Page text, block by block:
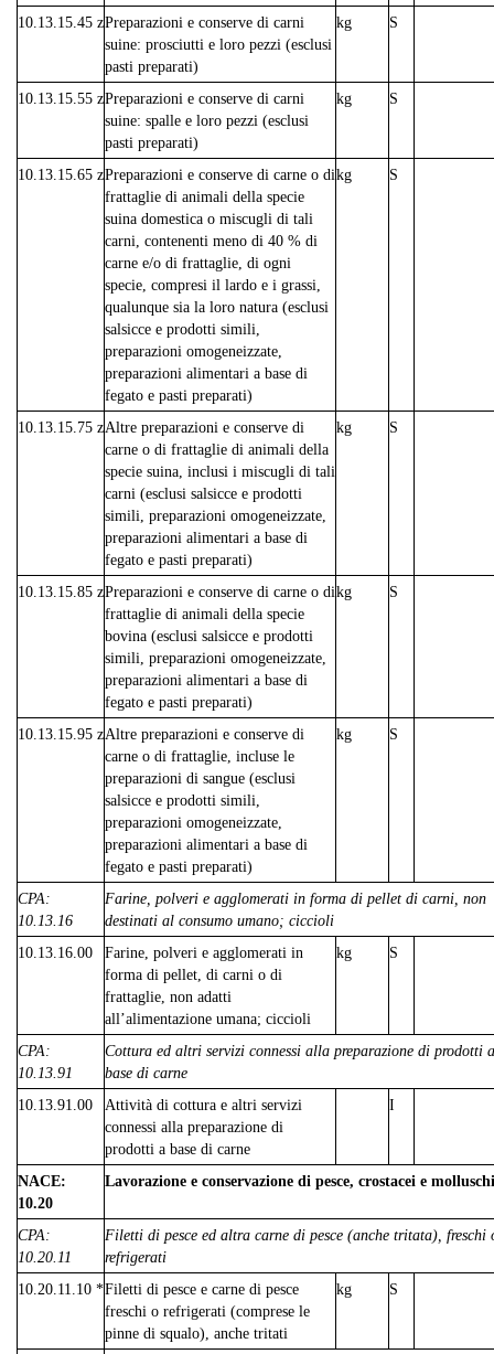
10.13.15.45 zPreparazioni e conserve di carni
suine: prosciutti e loro pezzi (esclusi
pasti preparati)
kg S
10.13.15.55 zPreparazioni e conserve di carni
suine: spalle e loro pezzi (esclusi
pasti preparati)
kg S
10.13.15.65 zPreparazioni e conserve di carne o di
frattaglie di animali della specie
suina domestica o miscugli di tali
carni, contenenti meno di 40 % di
carne e/o di frattaglie, di ogni
specie, compresi il lardo e i grassi,
qualunque sia la loro natura (esclusi
salsicce e prodotti simili,
preparazioni omogeneizzate,
preparazioni alimentari a base di
fegato e pasti preparati)
kg S
10.13.15.75 zAltre preparazioni e conserve di
carne o di frattaglie di animali della
specie suina, inclusi i miscugli di tali
carni (esclusi salsicce e prodotti
simili, preparazioni omogeneizzate,
preparazioni alimentari a base di
fegato e pasti preparati)
kg S
10.13.15.85 zPreparazioni e conserve di carne o di
frattaglie di animali della specie
bovina (esclusi salsicce e prodotti
simili, preparazioni omogeneizzate,
preparazioni alimentari a base di
fegato e pasti preparati)
kg S
10.13.15.95 zAltre preparazioni e conserve di
carne o di frattaglie, incluse le
preparazioni di sangue (esclusi
salsicce e prodotti simili,
preparazioni omogeneizzate,
preparazioni alimentari a base di
fegato e pasti preparati)
kg S
CPA:
10.13.16
Farine, polveri e agglomerati in forma di pellet di carni, non
destinati al consumo umano; ciccioli
10.13.16.00
Farine, polveri e agglomerati in
forma di pellet, di carni o di
frattaglie, non adatti
all’alimentazione umana; ciccioli
kg S
CPA:
10.13.91
Cottura ed altri servizi connessi alla preparazione di prodotti a
base di carne
10.13.91.00
Attività di cottura e altri servizi
connessi alla preparazione di
prodotti a base di carne
I
NACE:
10.20
Lavorazione e conservazione di pesce, crostacei e molluschi
CPA:
10.20.11
Filetti di pesce ed altra carne di pesce (anche tritata), freschi
refrigerati
10.20.11.10 *Filetti di pesce e carne di pesce
freschi o refrigerati (comprese le
pinne di squalo), anche tritati
kg S